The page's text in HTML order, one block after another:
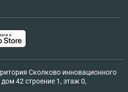
Сколково инновационного
42 строение 1, этаж 0,